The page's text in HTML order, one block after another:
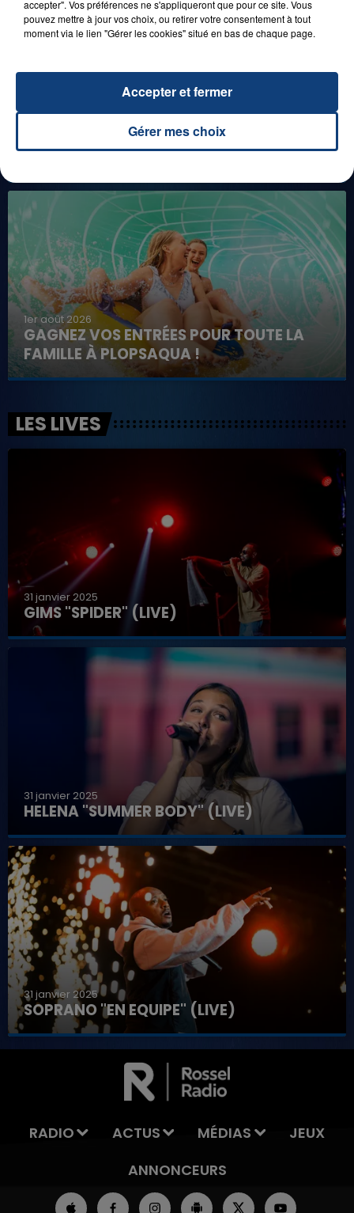
GAGNEZ VOS ENTRÉES EN FAMILLE À
BAGATELLE !
1er août 2026
GAGNEZ VOS ENTRÉES POUR TOUTE LA
FAMILLE À PLOPSAQUA !
LES LIVES
31 janvier 2025
GIMS "SPIDER" (LIVE)
31 janvier 2025
HELENA "SUMMER BODY" (LIVE)
31 janvier 2025
SOPRANO "EN EQUIPE" (LIVE)
RADIO ACTUS MÉDIAS
JEUX
ANNONCEURS
accepter". Vos préférences ne s'appliqueront que pour ce site. Vous
pouvez mettre à jour vos choix, ou retirer votre consentement à tout
moment via le lien "Gérer les cookies" situé en bas de chaque page.
Gérer mes choix
Accepter et fermer